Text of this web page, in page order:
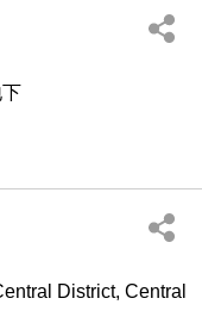
District, Central